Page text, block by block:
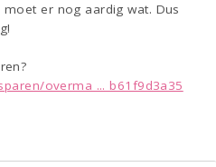
er nog aardig wat. Dus
overma ... b61f9d3a35